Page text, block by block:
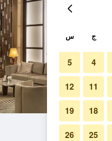
ج س
4
5
11
12
18
19
25
26